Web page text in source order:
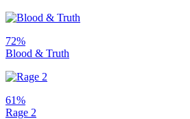
72%
Blood & Truth
61%
Rage 2